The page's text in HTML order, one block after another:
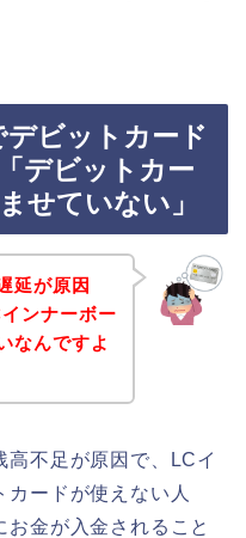
ビットカード
デビットカー
せていない」
延が原因
ンナーボー
なんですよ
高不足が原因で、LCイ
カードが使えない人
金が入金されること